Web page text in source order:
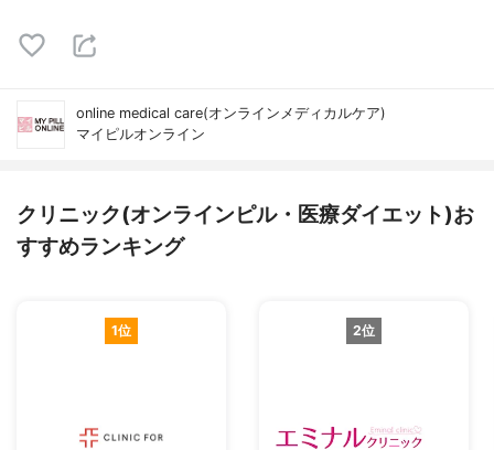
online medical care(オンラインメディカルケア)
マイピルオンライン
クリニック(オンラインピル・医療ダイエット)お
すすめランキング
1位 2位